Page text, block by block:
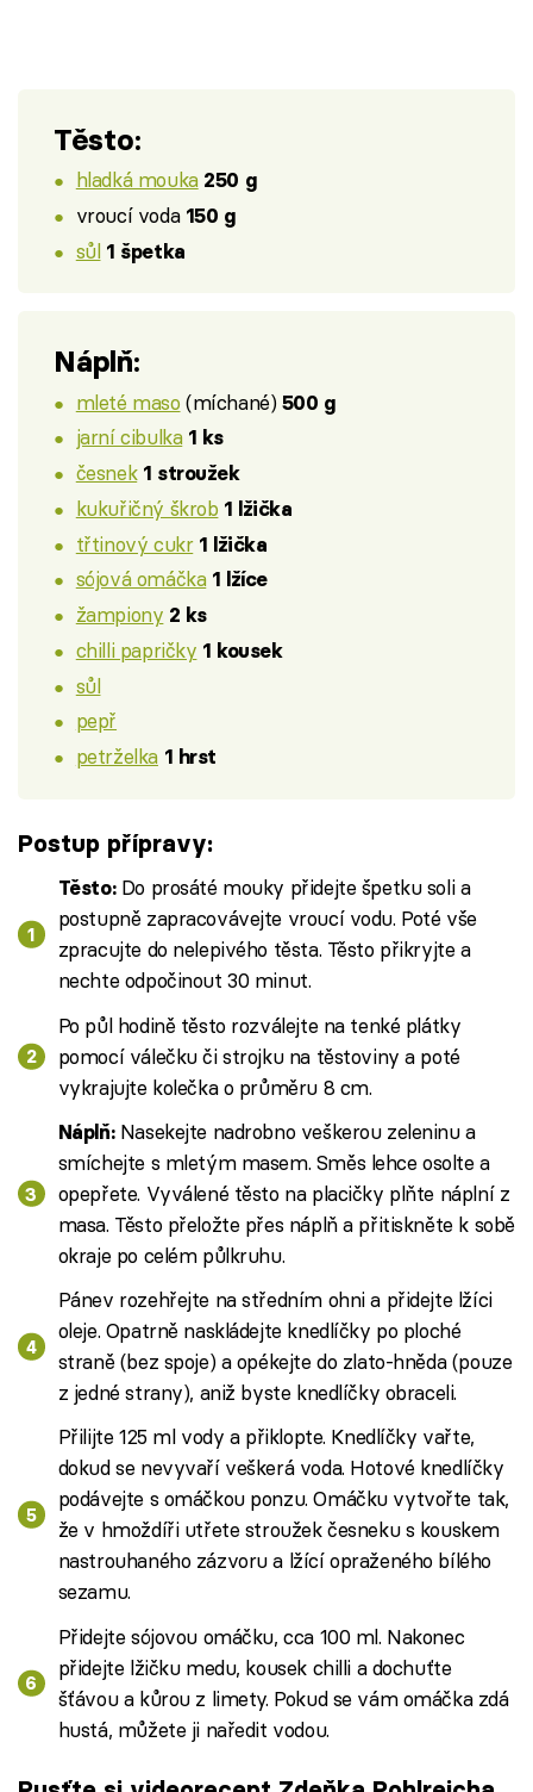
Těsto:
hladká mouka 250 g
vroucí voda 150 g
sůl 1 špetka
Náplň:
mleté maso (míchané) 500 g
jarní cibulka 1 ks
česnek 1 stroužek
kukuřičný škrob 1 lžička
třtinový cukr 1 lžička
sójová omáčka 1 lžíce
žampiony 2 ks
chilli papričky 1 kousek
sůl
pepř
petrželka 1 hrst
Postup přípravy:
Těsto:Do prosáté mouky přidejte špetku soli a
postupně zapracovávejte vroucí vodu. Poté vše
zpracujte do nelepivého těsta. Těsto přikryjte a
nechte odpočinout 30 minut.
Po půl hodině těsto rozválejte na tenké plátky
pomocí válečku či strojku na těstoviny a poté
vykrajujte kolečka o průměru 8 cm.
Náplň: Nasekejte nadrobno veškerou zeleninu a
smíchejte s mletým masem. Směs lehce osolte a
opepřete. Vyválené těsto na placičky plňte náplní z
masa. Těsto přeložte přes náplň a přitiskněte k sobě
okraje po celém půlkruhu.
Pánev rozehřejte na středním ohni a přidejte lžíci
oleje. Opatrně naskládejte knedlíčky po ploché
straně (bez spoje) a opékejte do zlato-hněda (pouze
z jedné strany), aniž byste knedlíčky obraceli.
Přilijte 125 ml vody a přiklopte. Knedlíčky vařte,
dokud se nevyvaří veškerá voda. Hotové knedlíčky
podávejte s omáčkou ponzu. Omáčku vytvořte tak,
že v hmoždíři utřete stroužek česneku s kouskem
nastrouhaného zázvoru a lžící opraženého bílého
sezamu.
Přidejte sójovou omáčku, cca 100 ml. Nakonec
přidejte lžičku medu, kousek chilli a dochuťte
šťávou a kůrou z limety. Pokud se vám omáčka zdá
hustá, můžete ji naředit vodou.